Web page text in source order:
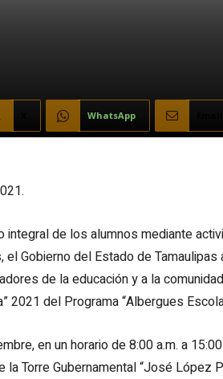
WhatsApp
de los alumnos mediante
Gobierno del Estado de Tamaulipas
de la educación y a la
2021 del Programa “Albergues
en un horario de 8:00 a.m. a
Torre Gubernamental “José López